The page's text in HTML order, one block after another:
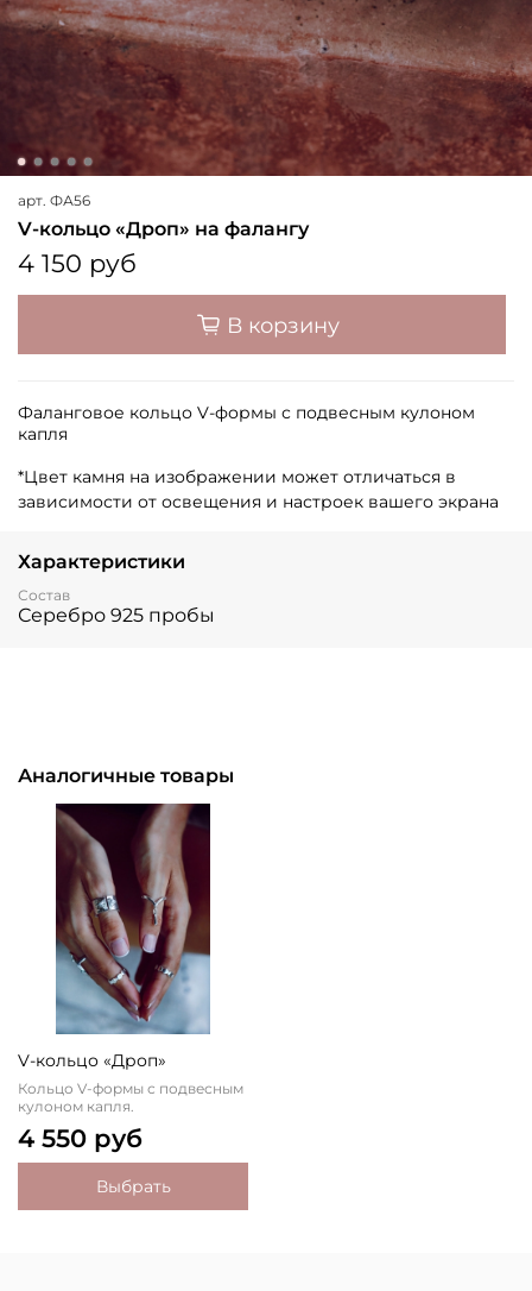
арт. ФА56
V-кольцо «Дроп» на фалангу
4 150 руб
В корзину
Фаланговое кольцо V-формы с подвесным кулоном
капля
*Цвет камня на изображении может отличаться в
зависимости от освещения и настроек вашего экрана
Характеристики
Состав
Серебро 925 пробы
Аналогичные товары
V-кольцо «Дроп»
Кольцо V-формы с подвесным
кулоном капля.
4 550 руб
Выбрать